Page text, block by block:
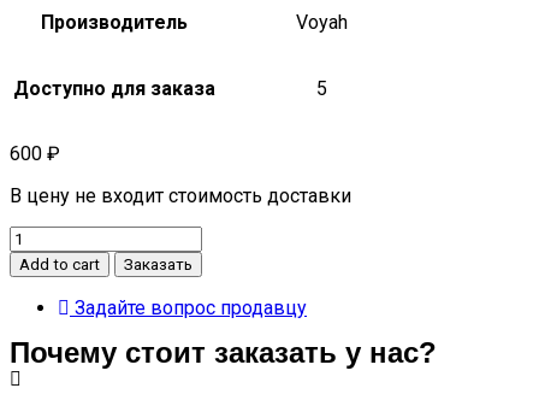
Производитель Voyah
Доступно для заказа 5
600 ₽
В цену не входит стоимость доставки
Болт
сливной
free
Add to cart Заказать
Задайте вопрос продавцу
Почему стоит заказать у нас?